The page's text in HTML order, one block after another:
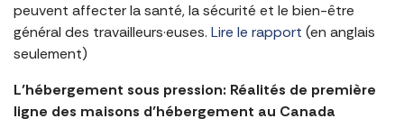
peuvent affecter la santé, la sécurité et le bien-être
général des travailleurs·euses. Lire le rapport (en anglais
seulement)
L’hébergement sous pression: Réalités de première
ligne des maisons d’hébergement au Canada